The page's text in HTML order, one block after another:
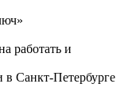
работать и
в Санкт-Петербурге